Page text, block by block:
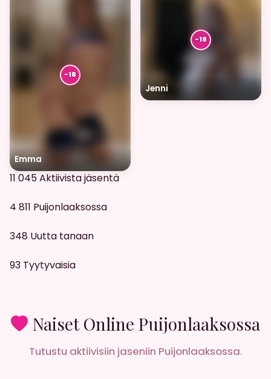
Emma
Jenni
11 045Aktiivista jäsentä
4 811 Puijonlaaksossa
348 Uutta tanaan
93 Tyytyvaisia
Naiset Online Puijonlaaksossa
Tutustu aktiivisiin jaseniin Puijonlaaksossa.